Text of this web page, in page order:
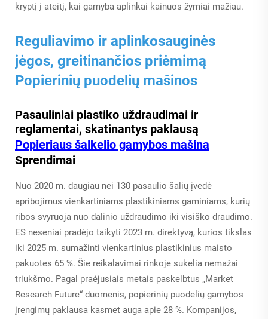
kryptį į ateitį, kai gamyba aplinkai kainuos žymiai mažiau.
Reguliavimo ir aplinkosauginės
jėgos, greitinančios priėmimą
Popierinių puodelių mašinos
Pasauliniai plastiko uždraudimai ir
reglamentai, skatinantys paklausą
Popieriaus šalkelio gamybos mašina
Sprendimai
Nuo 2020 m. daugiau nei 130 pasaulio šalių įvedė
apribojimus vienkartiniams plastikiniams gaminiams, kurių
ribos svyruoja nuo dalinio uždraudimo iki visiško draudimo.
ES neseniai pradėjo taikyti 2023 m. direktyvą, kurios tikslas
iki 2025 m. sumažinti vienkartinius plastikinius maisto
pakuotes 65 %. Šie reikalavimai rinkoje sukelia nemažai
triukšmo. Pagal praėjusiais metais paskelbtus „Market
Research Future“ duomenis, popierinių puodelių gamybos
įrengimų paklausa kasmet auga apie 28 %. Kompanijos,